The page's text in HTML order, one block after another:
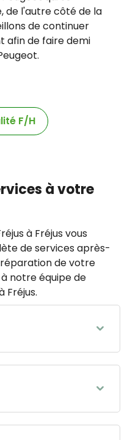
de l'autre côté de la
de continuer
afin de faire demi
F/H
à votre
à Fréjus vous
de services après-
de votre
notre équipe de
Fréjus.
- 12:00 14:00 - 19:00
- 12:00 14:00 - 19:00
- 12:00 14:00 - 19:00
- 12:00 14:00 - 19:00